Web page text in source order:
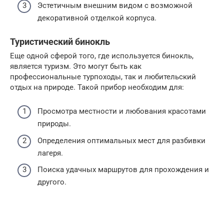
Эстетичным внешним видом с возможной
декоративной отделкой корпуса.
Туристический бинокль
Еще одной сферой того, где используется бинокль,
является туризм. Это могут быть как
профессиональные турпоходы, так и любительский
отдых на природе. Такой прибор необходим для:
Просмотра местности и любования красотами
природы.
Определения оптимальных мест для разбивки
лагеря.
Поиска удачных маршрутов для прохождения и
другого.